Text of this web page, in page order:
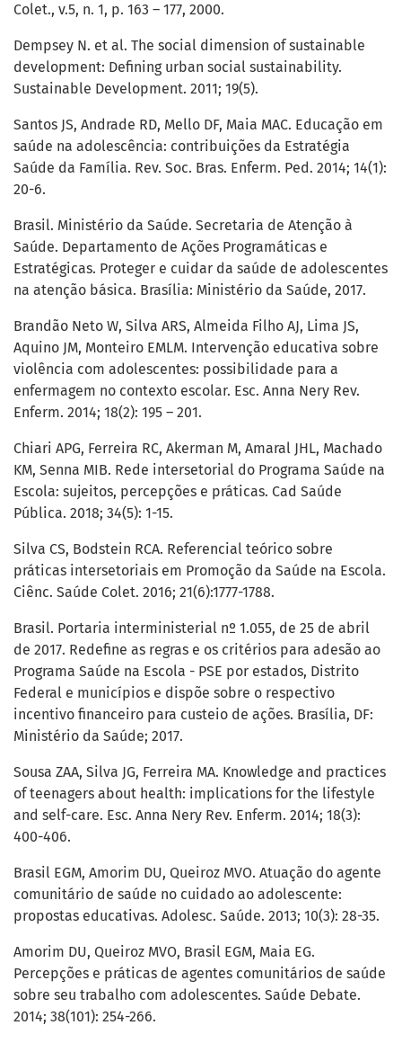
Colet., v.5, n. 1, p. 163 – 177, 2000.
Dempsey N. et al. The social dimension of sustainable
development: Defining urban social sustainability.
Sustainable Development. 2011; 19(5).
Santos JS, Andrade RD, Mello DF, Maia MAC. Educação em
saúde na adolescência: contribuições da Estratégia
Saúde da Família. Rev. Soc. Bras. Enferm. Ped. 2014; 14(1):
20-6.
Brasil. Ministério da Saúde. Secretaria de Atenção à
Saúde. Departamento de Ações Programáticas e
Estratégicas. Proteger e cuidar da saúde de adolescentes
na atenção básica. Brasília: Ministério da Saúde, 2017.
Brandão Neto W, Silva ARS, Almeida Filho AJ, Lima JS,
Aquino JM, Monteiro EMLM. Intervenção educativa sobre
violência com adolescentes: possibilidade para a
enfermagem no contexto escolar. Esc. Anna Nery Rev.
Enferm. 2014; 18(2): 195 – 201.
Chiari APG, Ferreira RC, Akerman M, Amaral JHL, Machado
KM, Senna MIB. Rede intersetorial do Programa Saúde na
Escola: sujeitos, percepções e práticas. Cad Saúde
Pública. 2018; 34(5): 1-15.
Silva CS, Bodstein RCA. Referencial teórico sobre
práticas intersetoriais em Promoção da Saúde na Escola.
Ciênc. Saúde Colet. 2016; 21(6):1777-1788.
Brasil. Portaria interministerial nº 1.055, de 25 de abril
de 2017. Redefine as regras e os critérios para adesão ao
Programa Saúde na Escola - PSE por estados, Distrito
Federal e municípios e dispõe sobre o respectivo
incentivo financeiro para custeio de ações. Brasília, DF:
Ministério da Saúde; 2017.
Sousa ZAA, Silva JG, Ferreira MA. Knowledge and practices
of teenagers about health: implications for the lifestyle
and self-care. Esc. Anna Nery Rev. Enferm. 2014; 18(3):
400-406.
Brasil EGM, Amorim DU, Queiroz MVO. Atuação do agente
comunitário de saúde no cuidado ao adolescente:
propostas educativas. Adolesc. Saúde. 2013; 10(3): 28-35.
Amorim DU, Queiroz MVO, Brasil EGM, Maia EG.
Percepções e práticas de agentes comunitários de saúde
sobre seu trabalho com adolescentes. Saúde Debate.
2014; 38(101): 254-266.